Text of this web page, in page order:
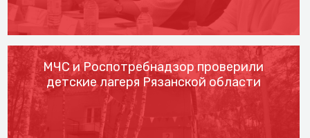
МЧС и Роспотребнадзор проверили
детские лагеря Рязанской области